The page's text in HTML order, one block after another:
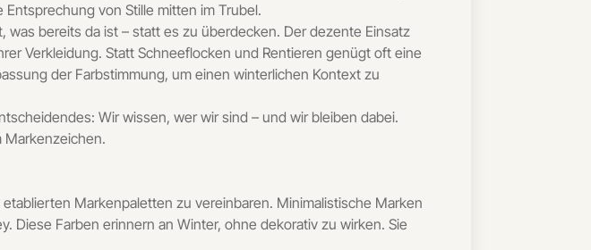
von Stille mitten im Trubel.
bereits da ist – statt es zu überdecken. Der dezente Einsatz
Verkleidung. Statt Schneeflocken und Rentieren genügt oft eine
der Farbstimmung, um einen winterlichen Kontext zu
Wir wissen, wer wir sind – und wir bleiben dabei.
Markenzeichen.
Markenpaletten zu vereinbaren. Minimalistische Marken
Diese Farben erinnern an Winter, ohne dekorativ zu wirken. Sie